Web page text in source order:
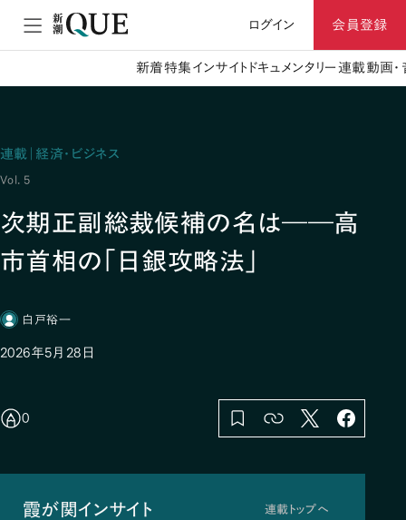
ログイン 会員登録
新着特集 インサイト ドキュメンタリー 連載動画
連載｜経済・ビジネス
Vol. 5
次期正副総裁候補の名は――高
市首相の「日銀攻略法」
白戸裕一
2026年5月28日
0
霞が関インサイト 連載トップへ